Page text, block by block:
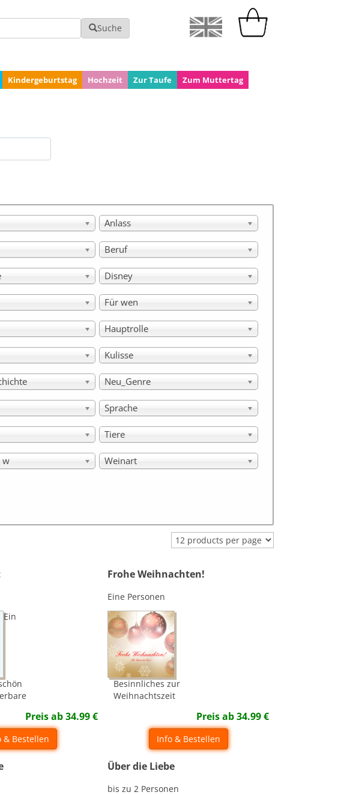
Suche
Kindergeburtstag Hochzeit Zur Taufe
Zum Muttertag
Anlass
Beruf
Disney
Für wen
Hauptrolle
Kulisse
Neu_Genre
Sprache
Tiere
w Weinart
Ein
Preis ab34.99€
& Bestellen
Frohe Weihnachten!
Eine Personen
Besinnliches zur
Weihnachtszeit
Preis ab34.99€
Info & Bestellen
Über die Liebe
bis zu 2 Personen